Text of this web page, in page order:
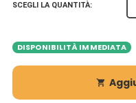
SCEGLI LA QUANTITÀ:
DISPONIBILITÀ IMMEDIATA
